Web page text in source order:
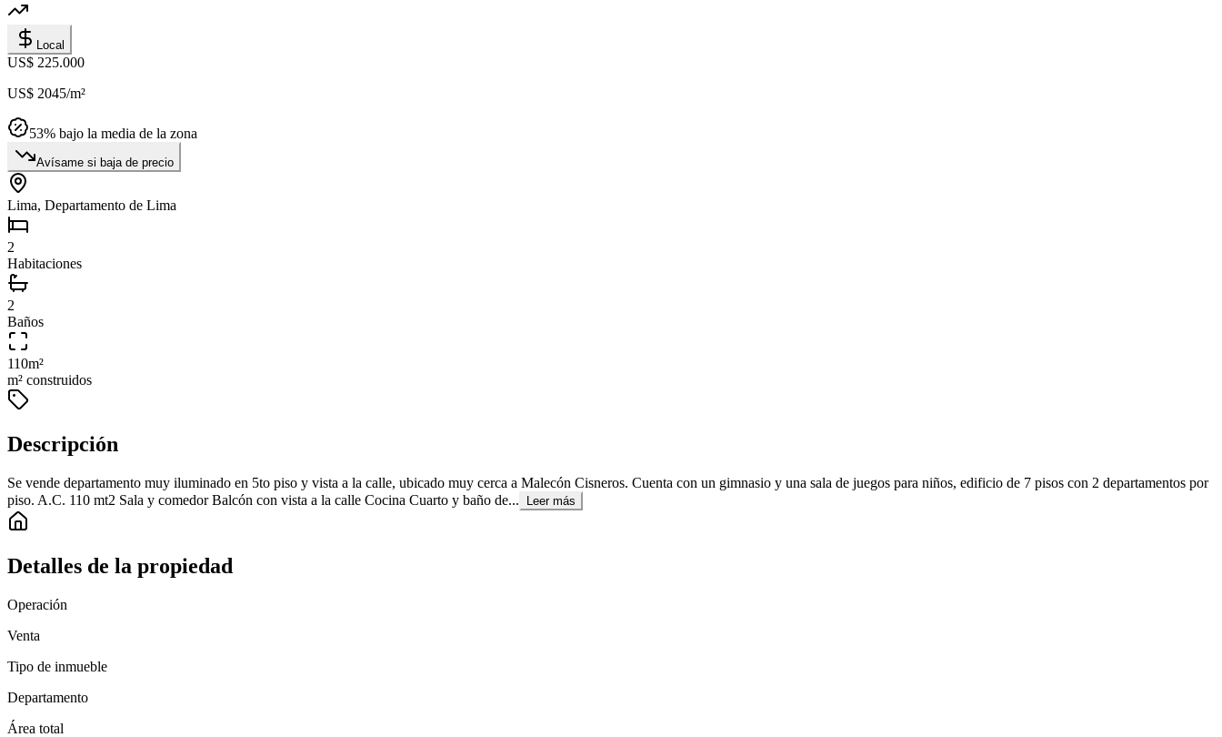
Local
US$ 225.000
US$ 2045/m²
53% bajo la media de la zona
Avísame si baja de precio
Lima, Departamento de Lima
2
Habitaciones
2
Baños
110m²
m² construidos
Descripción
Se vende departamento muy iluminado en 5to piso y vista a la calle, ubicado muy cerca a Malecón Cisneros. Cuenta con un gimnasio y una sala de juegos para niños, edificio de 7 pisos con 2 departamentos por
piso. A.C. 110 mt2 Sala y comedor Balcón con vista a la calle Cocina Cuarto y baño de...
Leer más
Detalles de la propiedad
Operación
Venta
Tipo de inmueble
Departamento
Área total